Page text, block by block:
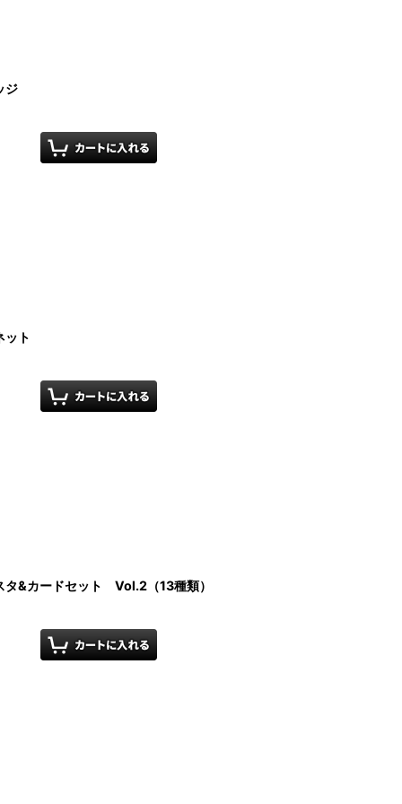
ジ
ト
&カードセット Vol.2（13種類）